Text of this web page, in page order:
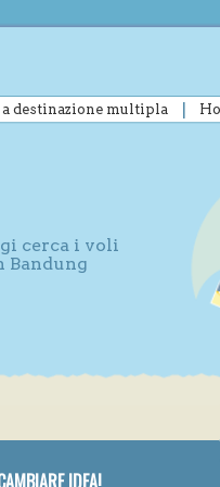
destinazione multipla
cerca i voli
Bandung
IDEA!